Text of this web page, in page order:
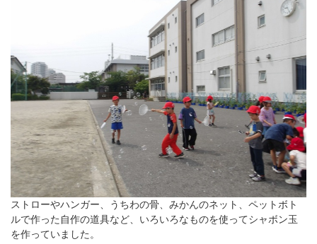
ストローやハンガー、うちわの骨、みかんのネット、ペットボト
ルで作った自作の道具など、いろいろなものを使ってシャボン玉
を作っていました。